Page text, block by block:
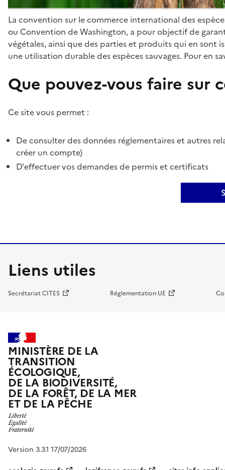
La convention sur le commerce international des
ou Convention de Washington, a pour objectif de
végétales, ainsi que des parties et produits qui en sont
une utilisation durable des espèces sauvages. Pour en
Que pouvez-vous faire sur
Ce site vous permet :
De consulter des données réglementaires et autres
créer un compte)
D'effectuer vos demandes de permis et certificats
Liens utiles
Secrétariat CITES Réglementation UE
MINISTÈRE DE LA
TRANSITION
ÉCOLOGIQUE,
DE LA BIODIVERSITÉ,
DE LA FORÊT, DE LA MER
ET DE LA PÊCHE
Version 3.3.1 17/07/2026